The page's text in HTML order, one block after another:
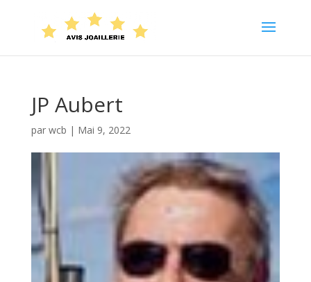
JP Aubert
par wcb | Mai 9, 2022